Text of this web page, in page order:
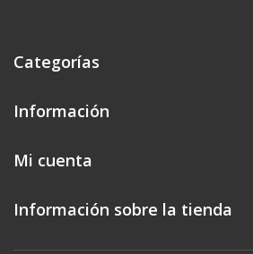
Categorías
Información
Mi cuenta
Información sobre la tienda